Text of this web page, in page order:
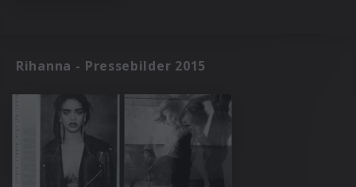
Rihanna - Pressebilder 2015